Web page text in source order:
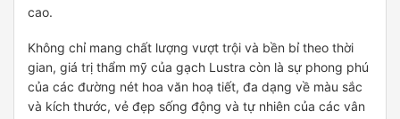
cao.
Không chỉ mang chất lượng vượt trội và bền bỉ theo thời
gian, giá trị thẩm mỹ của gạch Lustra còn là sự phong phú
của các đường nét hoa văn hoạ tiết, đa dạng về màu sắc
và kích thước, vẻ đẹp sống động và tự nhiên của các vân